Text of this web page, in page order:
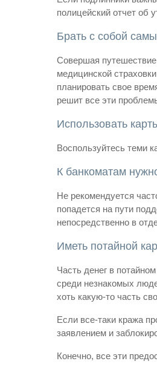
полицейский отчет об
Брать с собой
Совершая
медицинской
планировать свое
решит все эти
Использовать
Воспользуйтесь теми
К банкоматам
Не рекомендуется
попадется на пути
непосредственно в
Иметь потайной
Часть денег в
среди незнакомых
хоть какую-то часть
Если все-таки кража
заявлением и
Конечно, все эти